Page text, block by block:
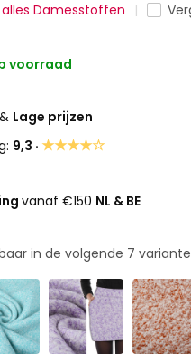
alles Damesstoffen
voorraad
& Lage prijzen
9,3 ·★★★★☆
vanaf €150 NL & BE
in de volgende 7